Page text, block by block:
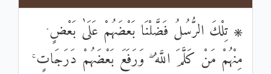
۞ تِلْكَ الرُّسُلُ فَضَّلْنَا بَعْضَهُمْ عَلَىٰ بَعْضٍ ۘ
مِنْهُمْ مَنْ كَلَّمَ اللَّهُ ۖ وَرَفَعَ بَعْضَهُمْ دَرَجَاتٍ ۚ